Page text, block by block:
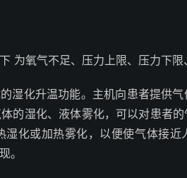
为氧气不足、压力上限、压力下限
湿化升温功能。主机向患者提供
的湿化、液体雾化，可以对患者
化或加热雾化，以便使气体接近
。